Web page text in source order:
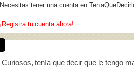
Necesitas tener una cuenta en
¡Registra tu cuenta ahora!
Curiosos, tenía que decir que le tengo